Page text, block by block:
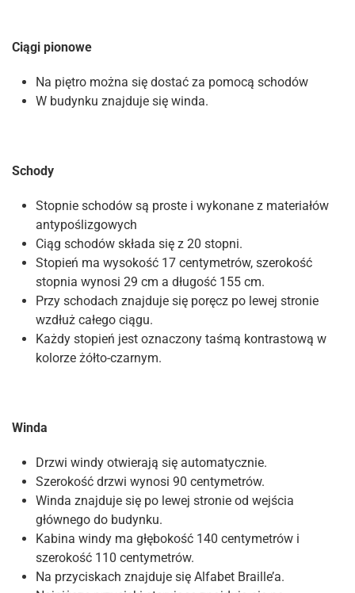
Ciągi pionowe
Na piętro można się dostać za pomocą schodów
W budynku znajduje się winda.
Schody
Stopnie schodów są proste i wykonane z materiałów
antypoślizgowych
Ciąg schodów składa się z 20 stopni.
Stopień ma wysokość 17 centymetrów, szerokość
stopnia wynosi 29 cm a długość 155 cm.
Przy schodach znajduje się poręcz po lewej stronie
wzdłuż całego ciągu.
Każdy stopień jest oznaczony taśmą kontrastową w
kolorze żółto-czarnym.
Winda
Drzwi windy otwierają się automatycznie.
Szerokość drzwi wynosi 90 centymetrów.
Winda znajduje się po lewej stronie od wejścia
głównego do budynku.
Kabina windy ma głębokość 140 centymetrów i
szerokość 110 centymetrów.
Na przyciskach znajduje się Alfabet Braille’a.